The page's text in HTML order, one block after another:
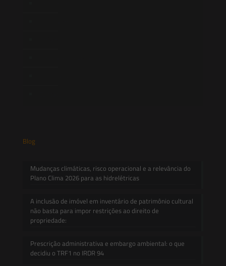
Blog
Mudanças climáticas, risco operacional e a relevância do
Plano Clima 2026 para as hidrelétricas
A inclusão de imóvel em inventário de patrimônio cultural
não basta para impor restrições ao direito de
propriedade:
Prescrição administrativa e embargo ambiental: o que
decidiu o TRF1 no IRDR 94